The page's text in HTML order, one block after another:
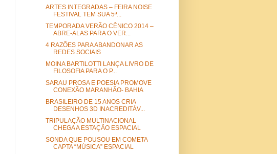
ARTES INTEGRADAS – FEIRA NOISE
FESTIVAL TEM SUA 5ª...
TEMPORADA VERÃO CÊNICO 2014 –
ABRE-ALAS PARA O VER...
4 RAZÕES PARA ABANDONAR AS
REDES SOCIAIS
MOINA BARTILOTTI LANÇA LIVRO DE
FILOSOFIA PARA O P...
SARAU PROSA E POESIA PROMOVE
CONEXÃO MARANHÃO- BAHIA
BRASILEIRO DE 15 ANOS CRIA
DESENHOS 3D INACREDITÁV...
TRIPULAÇÃO MULTINACIONAL
CHEGA A ESTAÇÃO ESPACIAL
SONDA QUE POUSOU EM COMETA
CAPTA “MÚSICA” ESPACIAL